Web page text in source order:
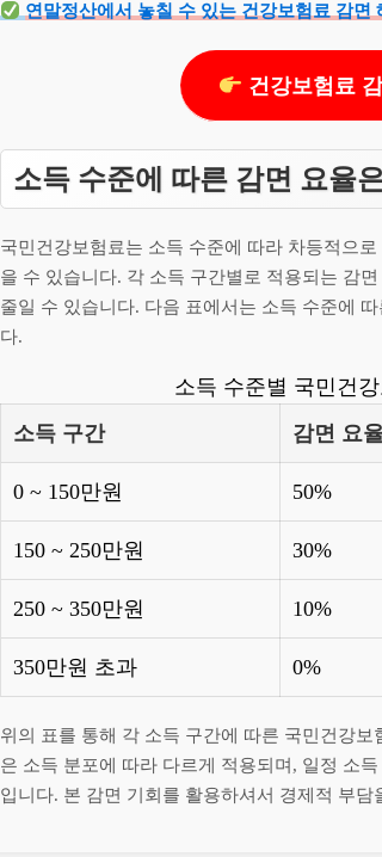
연말정산에서 놓칠 수 있는 건강보험료 감면
건강보험료
소득 수준에 따른 감면 요율
국민건강보험료는 소득 수준에 따라 차등적으
을 수 있습니다. 각 소득 구간별로 적용되는 감
줄일 수 있습니다. 다음 표에서는 소득 수준에
다.
소득 수준별 국민건
소득 구간
감면 요
0 ~ 150만원 50%
150 ~ 250만원 30%
250 ~ 350만원 10%
350만원 초과 0%
위의 표를 통해 각 소득 구간에 따른 국민건강
은 소득 분포에 따라 다르게 적용되며, 일정 소
입니다. 본 감면 기회를 활용하셔서 경제적 부담